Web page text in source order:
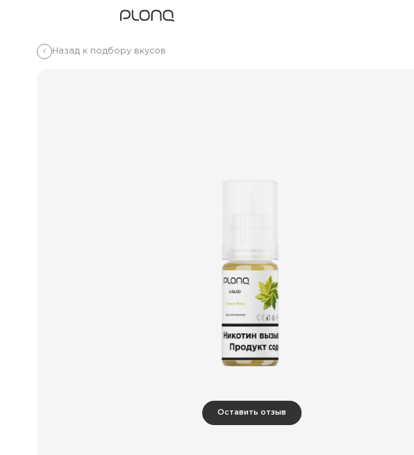
Назад к подбору вкусов
Оставить отзыв